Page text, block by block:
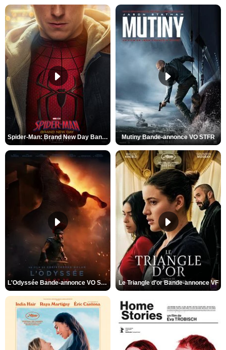
Spider-Man: Brand New Day Bande-annonce VO STFR Mutiny Bande-annonce VO STFR
L'Odyssée Bande-annonce VO STFR Le Triangle d'or Bande-annonce VF